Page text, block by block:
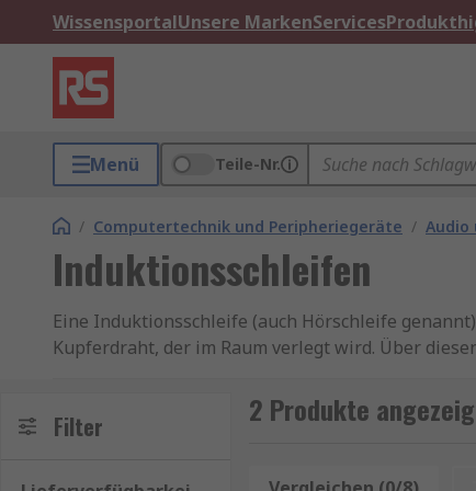
WissensportalUnsere MarkenServices
Menü Teile-Nr.
/ Computertechnik und Peripheriegeräte / Audio
Induktionsschleifen
Eine Induktionsschleife (auch Hörschleife
Kupferdraht, der im Raum verlegt wird. Über
Funktionen von Induktionsschleifen
Induktionsschleifen beinhalten eine
Filter 2 Produkte